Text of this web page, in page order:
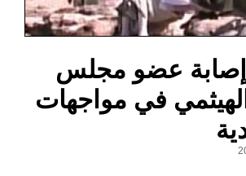
3 وإصابة عضو مجلس
في مواجهات